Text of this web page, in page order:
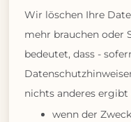
Wir löschen Ihre
mehr brauchen oder
bedeutet, dass -
nichts anderes
wenn der